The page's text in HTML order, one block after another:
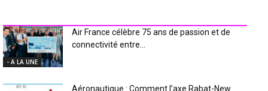
- A LA UNE
Air France célèbre 75 ans de passion et de
connectivité entre...
Aéronautique : Comment l’axe Rabat-New